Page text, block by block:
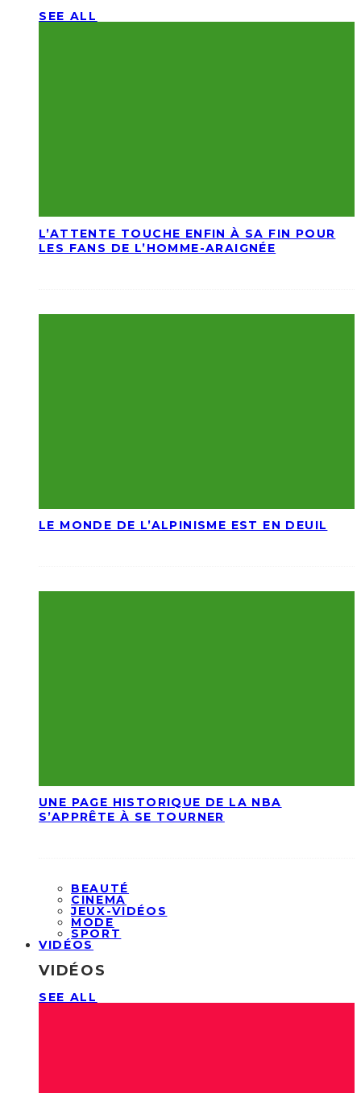
SEE ALL
L’ATTENTE TOUCHE ENFIN À SA FIN POUR
LES FANS DE L’HOMME-ARAIGNÉE
LE MONDE DE L’ALPINISME EST EN DEUIL
UNE PAGE HISTORIQUE DE LA NBA
S’APPRÊTE À SE TOURNER
BEAUTÉ
CINEMA
JEUX-VIDÉOS
MODE
SPORT
VIDÉOS
VIDÉOS
SEE ALL